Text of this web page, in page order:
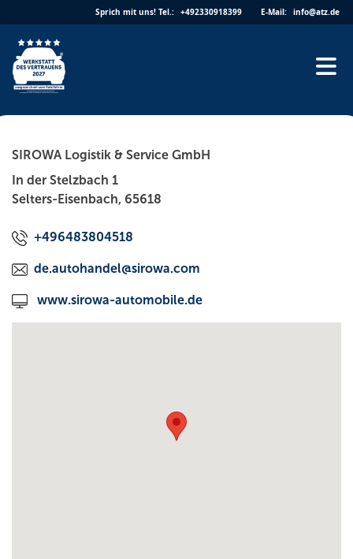
to
content
Sprich mit uns! Tel.: +492330918399 E-Mail: info@atz.de
SIROWA Logistik & Service GmbH
In der Stelzbach 1
Selters-Eisenbach, 65618
+496483804518
de.autohandel@sirowa.com
www.sirowa-automobile.de